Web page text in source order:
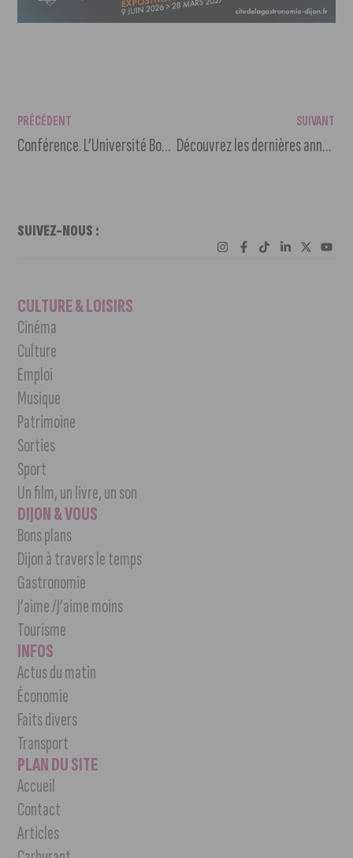
PRÉCÉDENT
Conférence. L’Université Bourgogne Europe défend la liberté d’expression avec Charlie Hebdo
SUIVANT
Découvrez les dernières années de Jules César avec le MuséoParc Alésia !
SUIVEZ-NOUS :
CULTURE & LOISIRS
Cinéma
Culture
Emploi
Musique
Patrimoine
Sorties
Sport
Un film, un livre, un son
DIJON & VOUS
Bons plans
Dijon à travers le temps
Gastronomie
J’aime /J’aime moins
Tourisme
INFOS
Actus du matin
Économie
Faits divers
Transport
PLAN DU SITE
Accueil
Contact
Articles